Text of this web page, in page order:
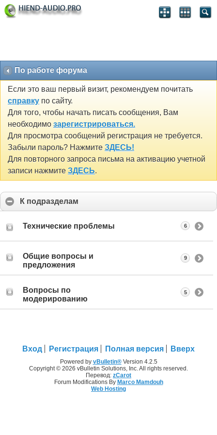
По работе форума
Если это ваш первый визит, рекомендуем почитать
справку по сайту.
Для того, чтобы начать писать сообщения, Вам
необходимо зарегистрироваться.
Для просмотра сообщений регистрация не требуется.
Забыли пароль? Нажмите ЗДЕСЬ!
Для повторного запроса письма на активацию учетной
записи нажмите ЗДЕСЬ.
К подразделам
Технические проблемы 6
Общие вопросы и
предложения
9
Вопросы по
модерированию
5
Вход Регистрация Полная версия Вверх
Powered by vBulletin®Version 4.2.5
Copyright © 2026 vBulletin Solutions, Inc. All rights reserved.
Перевод: zCarot
Forum Modifications By Marco Mamdouh
Web Hosting